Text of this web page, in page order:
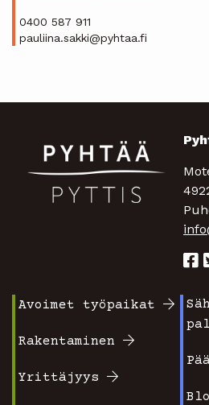
0400 587 911
pauliina.sakki@pyhtaa.fi
valikko
1
Avoimet työpaikat
Rakentaminen
Yrittäjyys
2